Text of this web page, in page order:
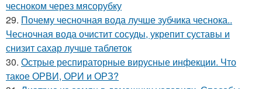
чесноком через мясорубку
29. Почему чесночная вода лучше зубчика чеснока..
Чесночная вода очистит сосуды, укрепит суставы и
снизит сахар лучше таблеток
30. Острые респираторные вирусные инфекции. Что
такое ОРВИ, ОРИ и ОРЗ?